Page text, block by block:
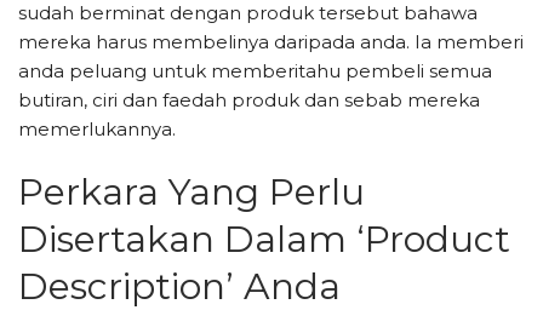
sudah berminat dengan produk tersebut bahawa
mereka harus membelinya daripada anda. Ia memberi
anda peluang untuk memberitahu pembeli semua
butiran, ciri dan faedah produk dan sebab mereka
memerlukannya.
Perkara Yang Perlu
Disertakan Dalam ‘Product
Description’ Anda